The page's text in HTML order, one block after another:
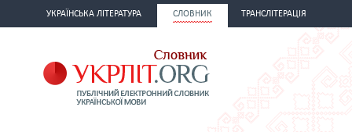
УКРАЇНСЬКА ЛІТЕРАТУРА СЛОВНИК ТРАНСЛІТЕРАЦІЯ